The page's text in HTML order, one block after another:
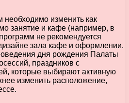
изменить как
занятие и кафе (например, в
не рекомендуется
зала кафе и оформлении.
дня рождения Палаты
праздников с
которые выбирают активную
изменить расположение,